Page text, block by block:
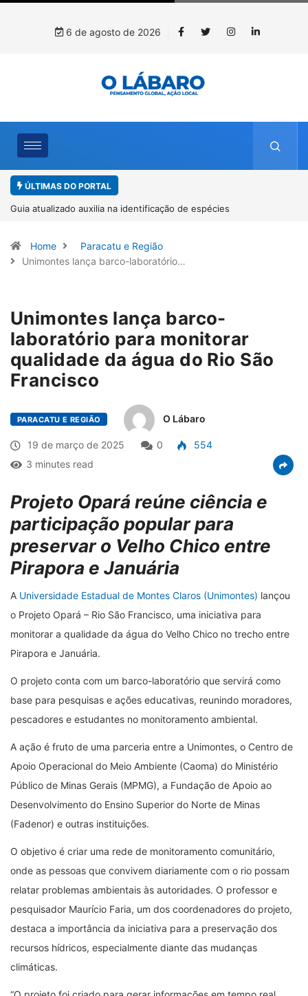
6 de agosto de 2026
ÚLTIMAS DO PORTAL
Kinross inicia rastreamento digital de 10 mil mudas usadas na
Home
Paracatu e Região
Unimontes lança barco-laboratório…
Unimontes lança barco-
laboratório para monitorar
qualidade da água do Rio São
Francisco
PARACATU E REGIÃO O Lábaro
19 de março de 2025 0
554
3 minutes read
Projeto Opará reúne ciência e
participação popular para
preservar o Velho Chico entre
Pirapora e Januária
A Universidade Estadual de Montes Claros (Unimontes) lançou
o Projeto Opará – Rio São Francisco, uma iniciativa para
monitorar a qualidade da água do Velho Chico no trecho entre
Pirapora e Januária.
O projeto conta com um barco-laboratório que servirá como
base para pesquisas e ações educativas, reunindo moradores,
pescadores e estudantes no monitoramento ambiental.
A ação é fruto de uma parceria entre a Unimontes, o Centro de
Apoio Operacional do Meio Ambiente (Caoma) do Ministério
Público de Minas Gerais (MPMG), a Fundação de Apoio ao
Desenvolvimento do Ensino Superior do Norte de Minas
(Fadenor) e outras instituições.
O objetivo é criar uma rede de monitoramento comunitário,
onde as pessoas que convivem diariamente com o rio possam
relatar problemas ambientais às autoridades. O professor e
pesquisador Maurício Faria, um dos coordenadores do projeto,
destaca a importância da iniciativa para a preservação dos
recursos hídricos, especialmente diante das mudanças
climáticas.